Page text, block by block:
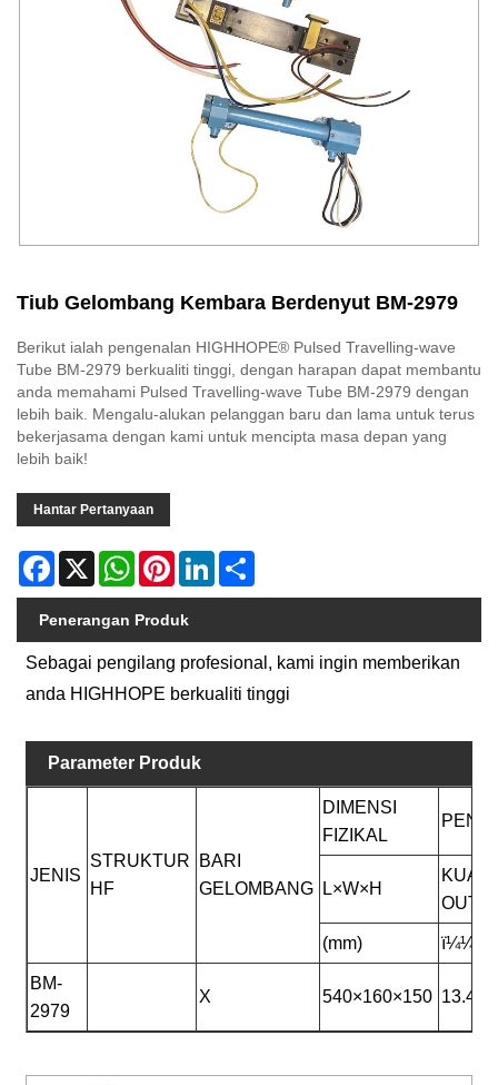
Tiub Gelombang Kembara Berdenyut BM-2979
Berikut ialah pengenalan HIGHHOPE® Pulsed Travelling-wave
Tube BM-2979 berkualiti tinggi, dengan harapan dapat membantu
anda memahami Pulsed Travelling-wave Tube BM-2979 dengan
lebih baik. Mengalu-alukan pelanggan baru dan lama untuk terus
bekerjasama dengan kami untuk mencipta masa depan yang
lebih baik!
Hantar Pertanyaan
Facebook
X WhatsAppPinterestLinkedIn
Penerangan Produk
Sebagai pengilang profesional, kami ingin memberikan
anda HIGHHOPE berkualiti tinggi
Parameter Produk
JENIS
STRUKTUR
HF
BARI
GELOMBANG
DIMENSI
FIZIKAL
L×W×H
(mm)
BM-
2979
X 540×160×150 13.4